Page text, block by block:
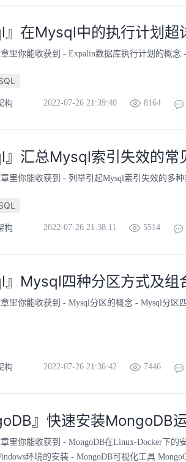
』在Mysql中的执行计划超
里你能收获到 - Expalin数据库执行计划的概念
构 2022-07-26 21:39:40 8164
』汇总Mysql索引失效的常
里你能收获到 - 列举引起Mysql索引失效的多
构 2022-07-26 21:38:11 5514
』Mysql四种分区方式及组
里你能收获到 - Mysql分区的概念 - Mysql分区
构 2022-07-26 21:36:42 7446
』快速安装MongoDB
里你能收获到 - MongoDB在Linux-Docker下的
环境的安装 - MongoDB可视化工具